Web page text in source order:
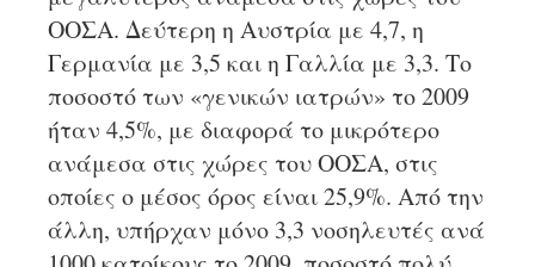
ΟΟΣΑ. Δεύτερη η Αυστρία με 4,7, η
Γερμανία με 3,5 και η Γαλλία με 3,3. Το
ποσοστό των «γενικών ιατρών» το 2009
ήταν 4,5%, με διαφορά το μικρότερο
ανάμεσα στις χώρες του ΟΟΣΑ, στις
οποίες ο μέσος όρος είναι 25,9%. Από την
άλλη, υπήρχαν μόνο 3,3 νοσηλευτές ανά